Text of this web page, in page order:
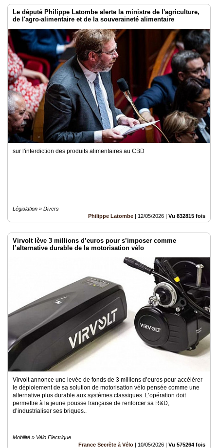
Le député Philippe Latombe alerte la ministre de l'agriculture,
de l'agro-alimentaire et de la souveraineté alimentaire
sur l'interdiction des produits alimentaires au CBD
Législation » Divers
Philippe Latombe | 12/05/2026 | Vu 832815 fois
Virvolt lève 3 millions d’euros pour s’imposer comme
l’alternative durable de la motorisation vélo
Virvolt annonce une levée de fonds de 3 millions d’euros pour accélérer
le déploiement de sa solution de motorisation vélo pensée comme une
alternative plus durable aux systèmes classiques. L’opération doit
permettre à la jeune pousse française de renforcer sa R&D,
d’industrialiser ses briques..
Mobilité » Vélo Electrique
France Secrète à Vélo | 10/05/2026 | Vu 575264 fois